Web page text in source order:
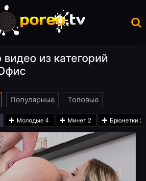
из категорий
Популярные Топовые
Молодые 4 Минет 2 Брюнетки 2